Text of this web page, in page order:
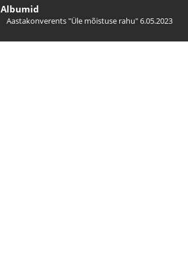
Albumid
Aastakonverents "Üle mõistuse rahu" 6.05.2023